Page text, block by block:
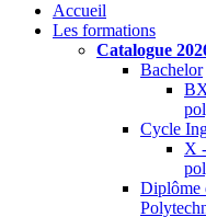
Accueil
Les formations
Catalogue
Bachelor
Cycle
X
Diplôme